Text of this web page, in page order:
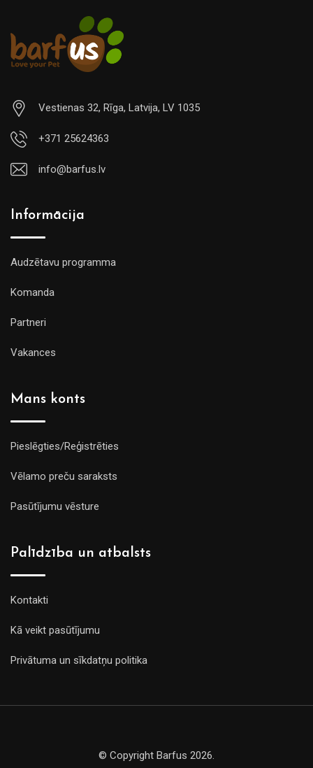
Vestienas 32, Rīga, Latvija, LV 1035
+371 25624363
info@barfus.lv
Informācija
Audzētavu programma
Komanda
Partneri
Vakances
Mans konts
Pieslēgties/Reģistrēties
Vēlamo preču saraksts
Pasūtījumu vēsture
Palīdzība un atbalsts
Kontakti
Kā veikt pasūtījumu
Privātuma un sīkdatņu politika
© Copyright Barfus 2026.